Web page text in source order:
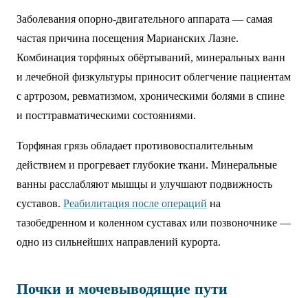
Заболевания опорно-двигательного аппарата — самая
частая причина посещения Марианских Лазне.
Комбинация торфяных обёртываний, минеральных ванн
и лечебной физкультуры приносит облегчение пациентам
с артрозом, ревматизмом, хроническими болями в спине
и посттравматическими состояниями.
Торфяная грязь обладает противовоспалительным
действием и прогревает глубокие ткани. Минеральные
ванны расслабляют мышцы и улучшают подвижность
суставов. Реабилитация после операций на
тазобедренном и коленном суставах или позвоночнике —
одно из сильнейших направлений курорта.
Почки и мочевыводящие пути